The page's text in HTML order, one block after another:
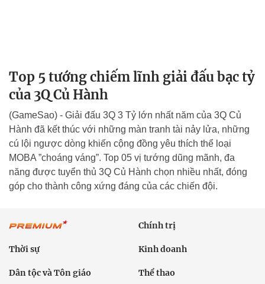
Top 5 tướng chiếm lĩnh giải đấu bạc tỷ
của 3Q Củ Hành
(GameSao) - Giải đấu 3Q 3 Tỷ lớn nhất năm của 3Q Củ
Hành đã kết thúc với những màn tranh tài nảy lửa, những
cú lội ngược dòng khiến cộng đồng yêu thích thể loại
MOBA ”choáng váng”. Top 05 vị tướng dũng mãnh, đa
năng được tuyển thủ 3Q Củ Hành chọn nhiều nhất, đóng
góp cho thành công xứng đáng của các chiến đội.
Chính trị
Thời sự Kinh doanh
Dân tộc và Tôn giáo Thể thao